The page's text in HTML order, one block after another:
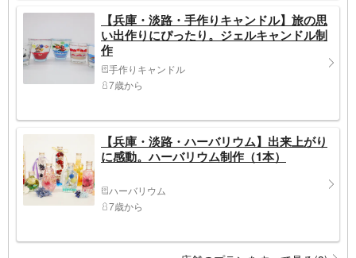
【兵庫・淡路・手作りキャンドル】旅の思
い出作りにぴったり。ジェルキャンドル制
作
手作りキャンドル
7歳から
【兵庫・淡路・ハーバリウム】出来上がり
に感動。ハーバリウム制作（1本）
ハーバリウム
7歳から